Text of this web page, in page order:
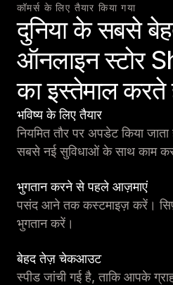
कॉमर्स के लिए तैयार किया गया
दुनिया के सबसे
ऑनलाइन स्टोर
का इस्तेमाल करते
भविष्य के लिए तैयार
नियमित तौर पर अपडेट किया
सबसे नई सुविधाओं के साथ काम
भुगतान करने से पहले आज़माएं
पसंद आने तक कस्टमाइज़ करें।
भुगतान करें।
बेहद तेज़ चेकआउट
स्पीड जांची गई है, ताकि आपके